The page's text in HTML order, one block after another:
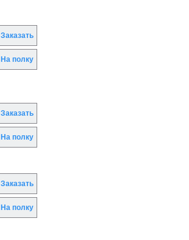
Заказать
На полку
Заказать
На полку
Заказать
На полку